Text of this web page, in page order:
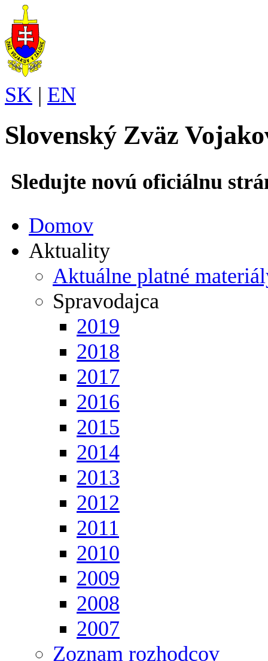
SK | EN
Slovenský Zväz
Sledujte novú oficiálnu
Domov
Aktuality
Aktuálne platné
Spravodajca
2019
2018
2017
2016
2015
2014
2013
2012
2011
2010
2009
2008
2007
Zoznam rozhodcov